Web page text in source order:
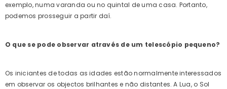
exemplo, numa varanda ou no quintal de uma casa. Portanto,
podemos prosseguir a partir daí.
O que se pode observar através de um telescópio pequeno?
Os iniciantes de todas as idades estão normalmente interessados
em observar os objectos brilhantes e não distantes. A Lua, o Sol